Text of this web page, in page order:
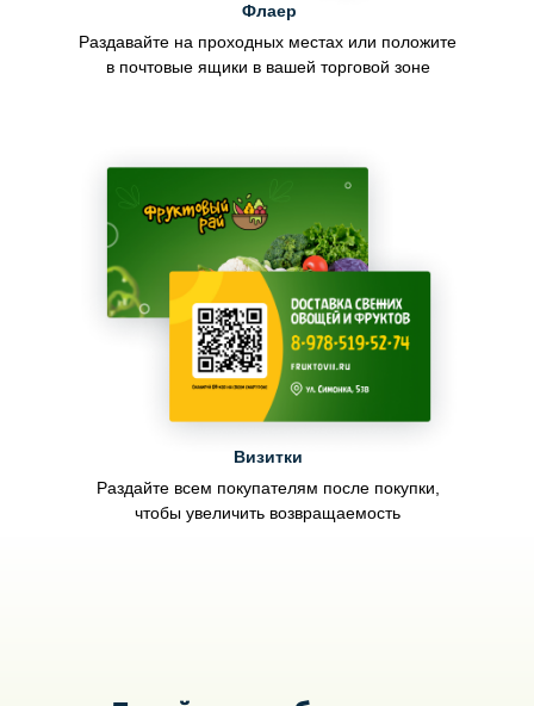
Флаер
Раздавайте на проходных местах или положите
в почтовые ящики в вашей торговой зоне
Визитки
Раздайте всем покупателям после покупки,
чтобы увеличить возвращаемость